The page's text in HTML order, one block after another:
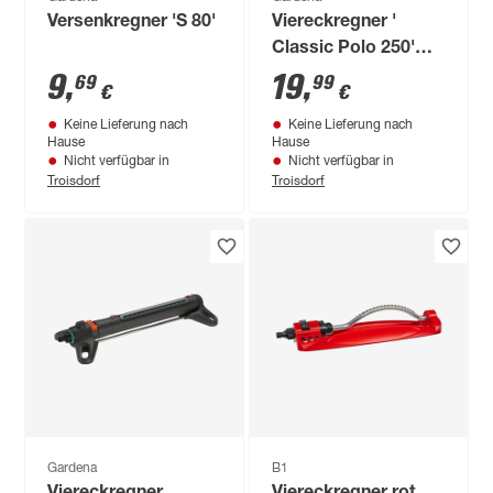
Versenkregner 'S 80'
9,69 €
Keine Lieferung nach
Hause
Nicht verfügbar in
Troisdorf
Viereckregner '
Classic Polo 250'
mehrfarbig 110-250
m²
19,99 €
Keine Lieferung nach
Hause
Nicht verfügbar in
Troisdorf
Gardena B1